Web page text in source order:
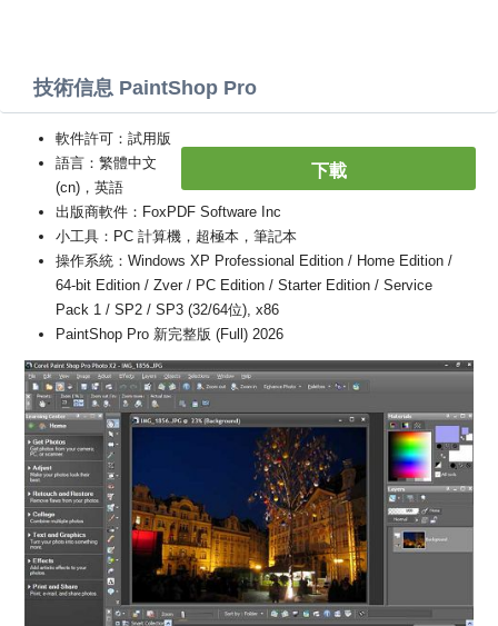
技術信息 PaintShop Pro
下載
軟件許可：試用版
語言：繁體中文
(cn)，英語
出版商軟件：FoxPDF Software Inc
小工具：PC 計算機，超極本，筆記本
操作系統：Windows XP Professional Edition / Home Edition /
64-bit Edition / Zver / PC Edition / Starter Edition / Service
Pack 1 / SP2 / SP3 (32/64位), x86
PaintShop Pro 新完整版 (Full) 2026